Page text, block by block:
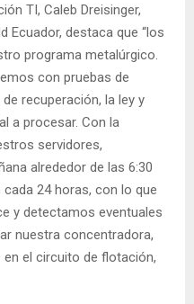
TI, Caleb Dreisinger,
Ecuador, destaca que “los
programa metalúrgico.
con pruebas de
recuperación, la ley y
a procesar. Con la
servidores,
alrededor de las 6:30
24 horas, con lo que
y detectamos eventuales
nuestra concentradora,
el circuito de flotación,